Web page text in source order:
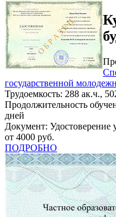
государственной
Трудоемкость: 288 ак.ч.,
Продолжительность
дней
Документ: Удостоверение
от 4000 руб.
ПОДРОБНО